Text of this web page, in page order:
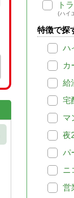
ト
(ハイ
特徴で探
ハ
カ
給
宅
マ
夜
パ
ニ
営